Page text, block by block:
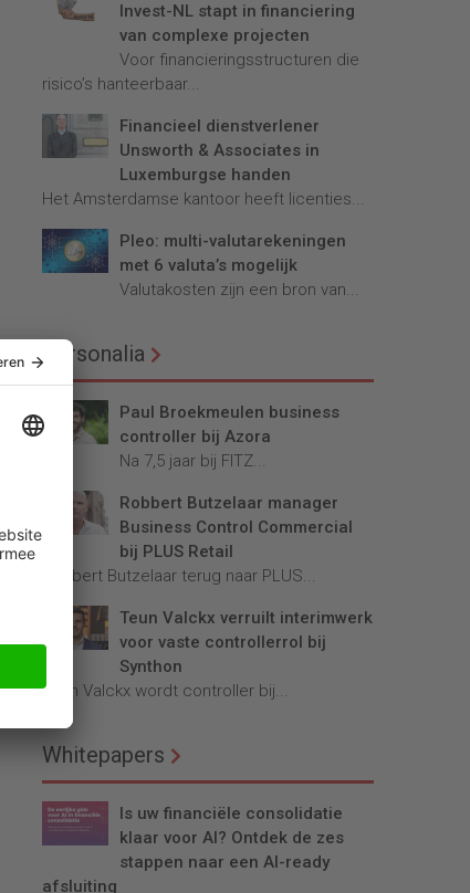
Invest-NL stapt in financiering
van complexe projecten
Voor financieringsstructuren die
risico’s hanteerbaar...
Financieel dienstverlener
Unsworth & Associates in
Luxemburgse handen
Het Amsterdamse kantoor heeft licenties...
Pleo: multi-valutarekeningen
met 6 valuta’s mogelijk
Valutakosten zijn een bron van...
Personalia
Paul Broekmeulen business
controller bij Azora
Na 7,5 jaar bij FITZ...
Robbert Butzelaar manager
Business Control Commercial
bij PLUS Retail
Robbert Butzelaar terug naar PLUS...
Teun Valckx verruilt interimwerk
voor vaste controllerrol bij
Synthon
Teun Valckx wordt controller bij...
Whitepapers
Is uw financiële consolidatie
klaar voor AI? Ontdek de zes
stappen naar een AI-ready
afsluiting